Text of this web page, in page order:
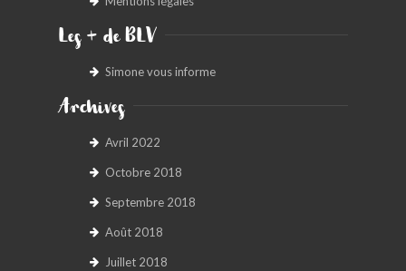
Les + de BLV
Simone vous informe
Archives
Avril 2022
Octobre 2018
Septembre 2018
Août 2018
Juillet 2018